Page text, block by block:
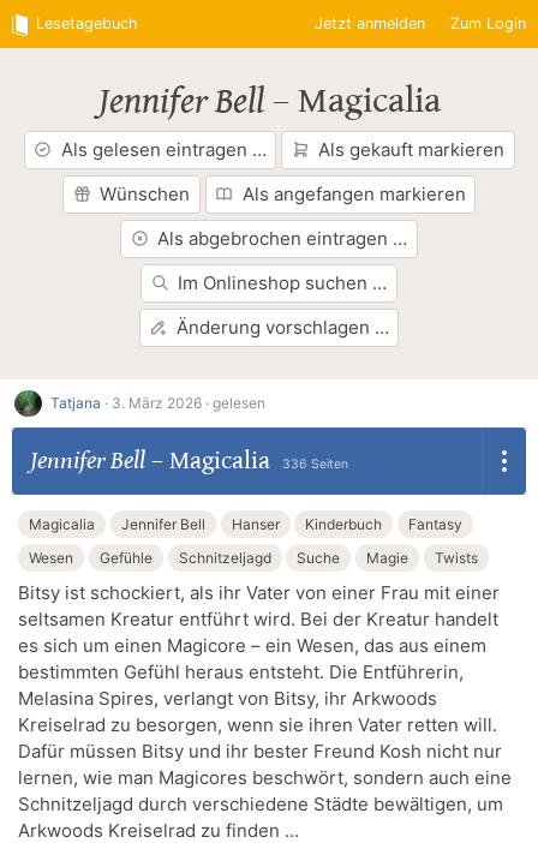
Lesetagebuch Jetzt anmelden Zum Login
Jennifer Bell– Magicalia
Als gelesen eintragen …
Als gekauft markieren
Wünschen
Als angefangen markieren
Als abgebrochen eintragen …
Im Onlineshop suchen …
Änderung vorschlagen …
Tatjana · 3. März 2026 · gelesen
Jennifer Bell– Magicalia 336 Seiten
Magicalia Jennifer Bell Hanser Kinderbuch
Fantasy
Wesen
Gefühle Schnitzeljagd Suche Magie Twists
Bitsy ist schockiert, als ihr Vater von einer Frau mit einer
seltsamen Kreatur entführt wird. Bei der Kreatur handelt
es sich um einen Magicore – ein Wesen, das aus einem
bestimmten Gefühl heraus entsteht. Die Entführerin,
Melasina Spires, verlangt von Bitsy, ihr Arkwoods
Kreiselrad zu besorgen, wenn sie ihren Vater retten will.
Dafür müssen Bitsy und ihr bester Freund Kosh nicht nur
lernen, wie man Magicores beschwört, sondern auch eine
Schnitzeljagd durch verschiedene Städte bewältigen, um
Arkwoods Kreiselrad zu finden …